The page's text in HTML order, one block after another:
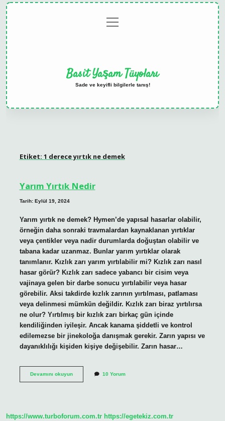
menüyü
aç
Basit Yaşam Tüyoları
Sade ve keyifli bilgilerle tanış!
Etiket: 1 derece yırtık ne demek
Yarım Yırtık Nedir
Tarih: Eylül 19, 2024
Yarım yırtık ne demek? Hymen’de yapısal hasarlar olabilir,
örneğin daha sonraki travmalardan kaynaklanan yırtıklar
veya çentikler veya nadir durumlarda doğuştan olabilir ve
tabana kadar uzanmaz. Bunlar yarım yırtıklar olarak
tanımlanır. Kızlık zarı yarım yırtılabilir mi? Kızlık zarı nasıl
hasar görür? Kızlık zarı sadece yabancı bir cisim veya
vajinaya gelen bir darbe sonucu yırtılabilir veya hasar
görebilir. Aksi takdirde kızlık zarının yırtılması, patlaması
veya delinmesi mümkün değildir. Kızlık zarı biraz yırtılırsa
ne olur? Yırtılmış bir kızlık zarı birkaç gün içinde
kendiliğinden iyileşir. Ancak kanama şiddetli ve kontrol
edilemezse bir jinekoloğa danışmak gerekir. Zarın yapısı ve
dayanıklılığı kişiden kişiye değişebilir. Zarın hasar…
Devamını okuyunYarım
10 Yorum
https://www.turboforum.com.tr https://egetekiz.com.tr